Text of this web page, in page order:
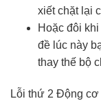
xiết chặt lại
Hoặc đôi
đề lúc này
thay thế bộ
Lỗi thứ 2 Động